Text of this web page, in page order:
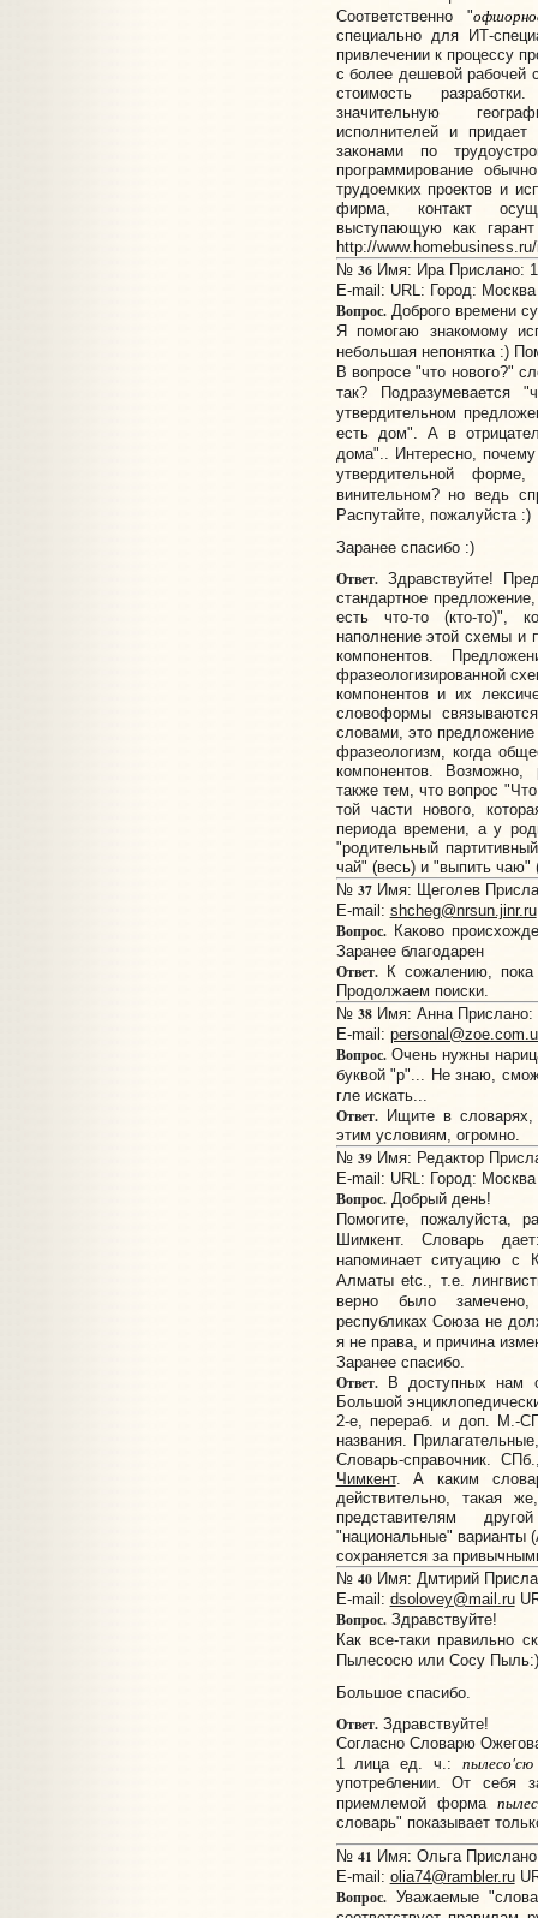
Соответственно "
специально для ИТ-
привлечении к процессу
с более дешевой рабочей
стоимость
значительную
исполнителей и
законами по
программирование
трудоемких проектов и
фирма, контакт
выступающую как
http://
№ 36Имя: Ира Прислано:
E-mail: URL: Город: Москва
Вопрос.Доброго времени
Я помогаю знакомому
небольшая непонятка :)
В вопросе "что нового?"
так? Подразумевается
утвердительном
есть дом". А в
дома".. Интересно,
утвердительной
винительном? но ведь
Распутайте, пожалуйста :)
Заранее спасибо :)
Ответ.Здравствуйте!
стандартное
есть что-то (кто-то)",
наполнение этой схемы и
компонентов.
фразеологизированной
компонентов и их
словоформы
словами, это предложение
фразеологизм, когда
компонентов. Возможно,
также тем, что вопрос
той части нового,
периода времени, а у
"родительный
чай" (весь) и "выпить чаю"
№ 37Имя: Щеголев
E-mail: shcheg@nrsun.jinr.ru
Вопрос.Каково
Заранее благодарен
Ответ.К сожалению, пока
Продолжаем поиски.
№ 38Имя: Анна Прислано:
E-mail:
Вопрос.Очень нужны
буквой "р"... Не знаю,
гле искать...
Ответ.Ищите в словарях,
этим условиям, огромно.
№ 39Имя: Редактор
E-mail: URL: Город: Москва
Вопрос.Добрый день!
Помогите, пожалуйста,
Шимкент. Словарь
напоминает ситуацию с
Алматы etc., т.е.
верно было
республиках Союза не
я не права, и причина
Заранее спасибо.
Ответ.В доступных нам
Большой
2-е, перераб. и доп. М.-
названия.
Словарь-справочник.
Чимкент. А каким
действительно, такая
представителям
"национальные" варианты
сохраняется за
№ 40Имя: Дмтирий
E-mail: dsolovey@mail.ru
Вопрос.Здравствуйте!
Как все-таки правильно
Пылесосю или Сосу
Большое спасибо.
Ответ.Здравствуйте!
Согласно Словарю
1 лица ед. ч.:пылесо'сю
употреблении. От себя
приемлемой форма
словарь" показывает
№ 41 Имя: Ольга
E-mail: olia74@rambler.ru
Вопрос.Уважаемые